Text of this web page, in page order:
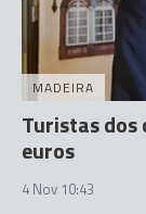
MADEIRA
Turistas dos
euros
4 Nov 10:43